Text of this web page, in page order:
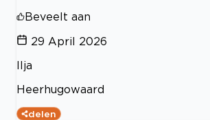
Beveelt aan
29 April 2026
Ilja
Heerhugowaard
delen